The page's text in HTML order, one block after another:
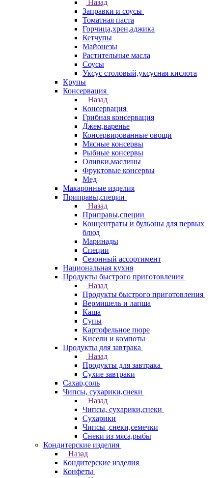
Назад
Заправки и соусы
Томатная паста
Горчица,хрен,аджика
Кетчупы
Майонезы
Растительные масла
Соусы
Уксус столовый,уксусная кислота
Крупы
Консервация
Назад
Консервация
Грибная консервация
Джем,варенье
Консервированные овощи
Мясные консервы
Рыбные консервы
Оливки,маслины
Фруктовые консервы
Мед
Макаронные изделия
Приправы,специи
Назад
Приправы,специи
Концентраты и бульоны для первых
блюд
Маринады
Специи
Сезонный ассортимент
Национальная кухня
Продукты быстрого приготовления
Назад
Продукты быстрого приготовления
Вермишель и лапша
Каша
Супы
Картофельное пюре
Кисели и компоты
Продукты для завтрака
Назад
Продукты для завтрака
Сухие завтраки
Сахар,соль
Чипсы, сухарики,снеки
Назад
Чипсы, сухарики,снеки
Сухарики
Чипсы ,снеки,семечки
Снеки из мяса,рыбы
Кондитерские изделия
Назад
Кондитерские изделия
Конфеты